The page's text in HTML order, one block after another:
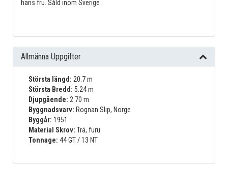
hans fru. Såld inom Sverige
Allmänna Uppgifter
Största längd: 20.7 m
Största Bredd: 5.24 m
Djupgående: 2.70 m
Byggnadsvarv: Rognan Slip, Norge
Byggår: 1951
Material Skrov: Trä, furu
Tonnage: 44 GT / 13 NT